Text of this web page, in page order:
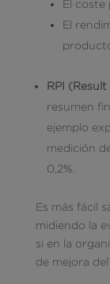
El coste
El
RPI
resumen
ejemplo
medición
0,2%.
Es más fácil
midiendo la
si en la
de mejora